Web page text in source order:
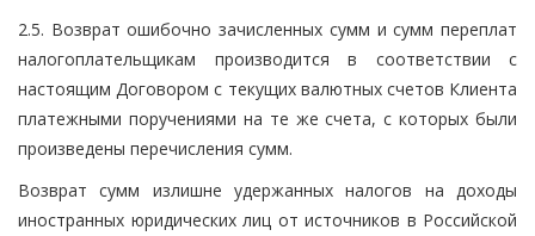
2.5. Возврат ошибочно зачисленных сумм и сумм переплат
налогоплательщикам производится в соответствии с
настоящим Договором с текущих валютных счетов Клиента
платежными поручениями на те же счета, с которых были
произведены перечисления сумм.
Возврат сумм излишне удержанных налогов на доходы
иностранных юридических лиц от источников в Российской